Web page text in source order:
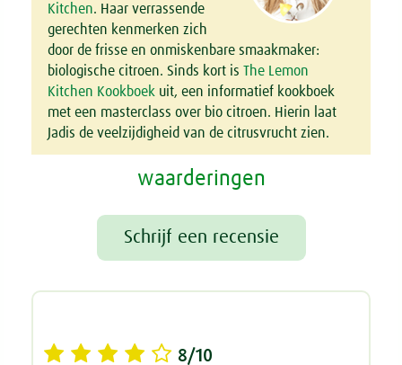
Kitchen. Haar verrassende
gerechten kenmerken zich
door de frisse en onmiskenbare smaakmaker:
biologische citroen. Sinds kort is The Lemon
Kitchen Kookboek uit, een informatief kookboek
met een masterclass over bio citroen. Hierin laat
Jadis de veelzijdigheid van de citrusvrucht zien.
waarderingen
Schrijf een recensie
8/10